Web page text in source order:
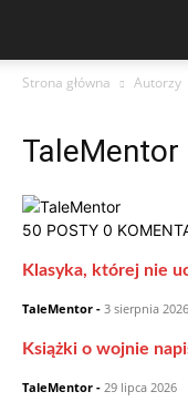
Strona główna Autorzy
TaleMentor
50 POSTY 0
Klasyka, której nie
TaleMentor - 3 sierpnia 2026
Książki o wojnie
TaleMentor - 29 lipca 2026